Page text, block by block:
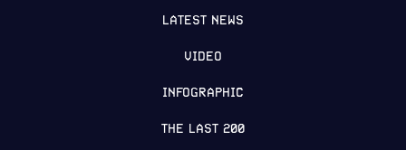
LATEST NEWS
VIDEO
INFOGRAPHIC
THE LAST 200